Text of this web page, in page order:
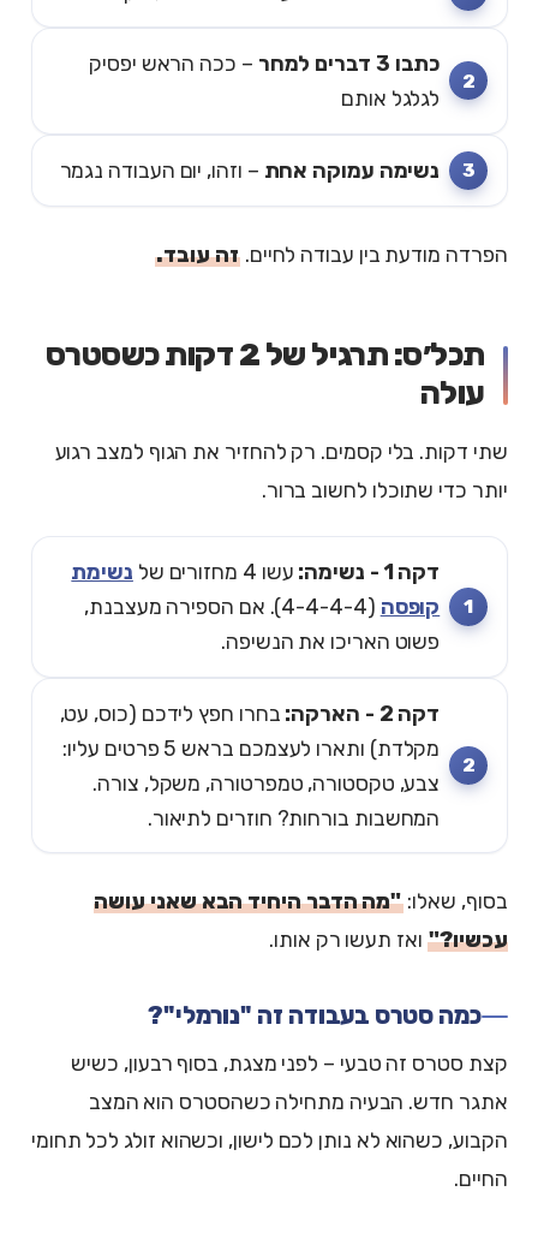
כתבו 3 דברים למחר
– ככה הראש יפסיק
לגלגל אותם
נשימה עמוקה אחת – וזהו, יום העבודה נגמר
הפרדה מודעת בין עבודה לחיים.זה עובד.
תכל׳ס: תרגיל של 2 דקות כשסטרס
עולה
שתי דקות. בלי קסמים. רק להחזיר את הגוף למצב רגוע
יותר כדי שתוכלו לחשוב ברור.
דקה 1 - נשימה: עשו 4 מחזורים של
נשימת
קופסה
(4-4-4-4). אם הספירה מעצבנת,
פשוט האריכו את הנשיפה.
דקה 2 - הארקה:
בחרו חפץ לידכם (כוס, עט,
מקלדת) ותארו לעצמכם בראש 5 פרטים עליו:
צבע, טקסטורה, טמפרטורה, משקל, צורה.
המחשבות בורחות? חוזרים לתיאור.
בסוף, שאלו:"מה הדבר היחיד הבא שאני עושה
עכשיו?" ואז תעשו רק אותו.
כמה סטרס בעבודה זה "נורמלי"?
קצת סטרס זה טבעי – לפני מצגת, בסוף רבעון, כשיש
אתגר חדש. הבעיה מתחילה כשהסטרס הוא המצב
הקבוע, כשהוא לא נותן לכם לישון, וכשהוא זולג לכל תחומי
החיים.